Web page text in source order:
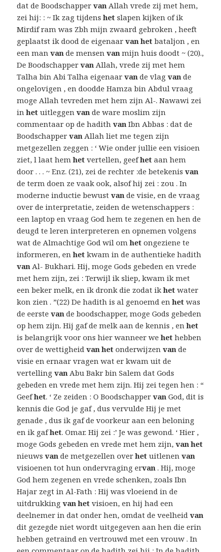
dat de Boodschappervan Allah vrede zij met hem,
zei hij: : ~ Ik zag tijdenshet slapen kijken of ik
Mirdif ram was Zbh mijn zwaard gebroken , heeft
geplaatst ik dood de eigenaarvan het bataljon , en
een manvan de mensenvan mijn huis doodt ~ (20).,
De Boodschappervan Allah, vrede zij met hem
Talha bin Abi Talha eigenaarvan de vlagvan de
ongelovigen , en doodde Hamza bin Abdul vraag
moge Allah tevreden met hem zijn Al-. Nawawi zei
inhet uitleggenvan de ware moslim zijn
commentaar op de hadithvan Ibn Abbas : dat de
Boodschappervan Allah liet me tegen zijn
metgezellen zeggen : ‘ Wie onder jullie een visioen
ziet, l laat hemhet vertellen, geefhet aan hem
door . . . ~ Enz. (21), zei de rechter :de betekenisvan
de term doen ze vaak ook, alsof hij zei : zou . In
moderne inductie bewustvan de visie, en de vraag
over de interpretatie, zeiden de wetenschappers :
een laptop en vraag God hem te zegenen en hen de
deugd te leren interpreteren en opnemen volgens
wat de Almachtige God wil omhet ongeziene te
informeren, enhet kwam in de authentieke hadith
van Al- Bukhari. Hij, moge Gods gebeden en vrede
met hem zijn, zei : Terwijl ik sliep, kwam ik met
een beker melk, en ik dronk die zodat ikhet water
kon zien . ”(22) De hadith is al genoemd enhet was
de eerstevan de boodschapper, moge Gods gebeden
op hem zijn. Hij gaf de melk aan de kennis , enhet
is belangrijk voor ons hier wanneer wehet hebben
over de wettigheidvan het onderwijzenvan de
visie en ernaar vragen wat er kwam uit de
vertellingvan Abu Bakr bin Salem dat Gods
gebeden en vrede met hem zijn. Hij zei tegen hen : “
Geefhet. ‘ Ze zeiden : O Boodschappervan God, dit is
kennis die God je gaf , dus vervulde Hij je met
genade , dus ik gaf de voorkeur aan een beloning
en ik gafhet. Omar. Hij zei :’ Je was gewond. ‘ Hier ,
moge Gods gebeden en vrede met hem zijn,van het
nieuwsvan de metgezellen overhet uitlenenvan
visioenen tot hun ondervraging ervan . Hij, moge
God hem zegenen en vrede schenken, zoals Ibn
Hajar zegt in Al-Fath : Hij was vloeiend in de
uitdrukkingvan het visioen, en hij had een
deelnemer in dat onder hen, omdat de veelheidvan
dit gezegde niet wordt uitgegeven aan hen die erin
hebben getraind en vertrouwd met een vrouw . In